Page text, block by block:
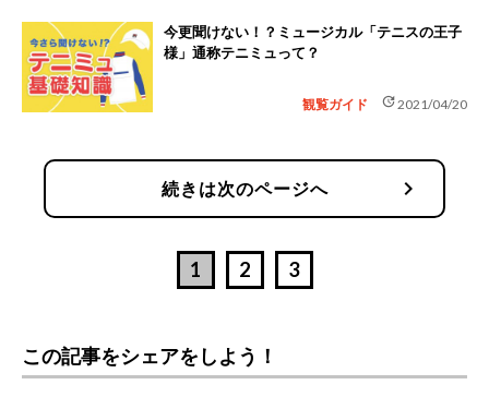
今更聞けない！？ミュージカル「テニスの王子
様」通称テニミュって？
観覧ガイド update2021/04/20
続きは次のページへ chevron_right
1 2 3
この記事をシェアをしよう！